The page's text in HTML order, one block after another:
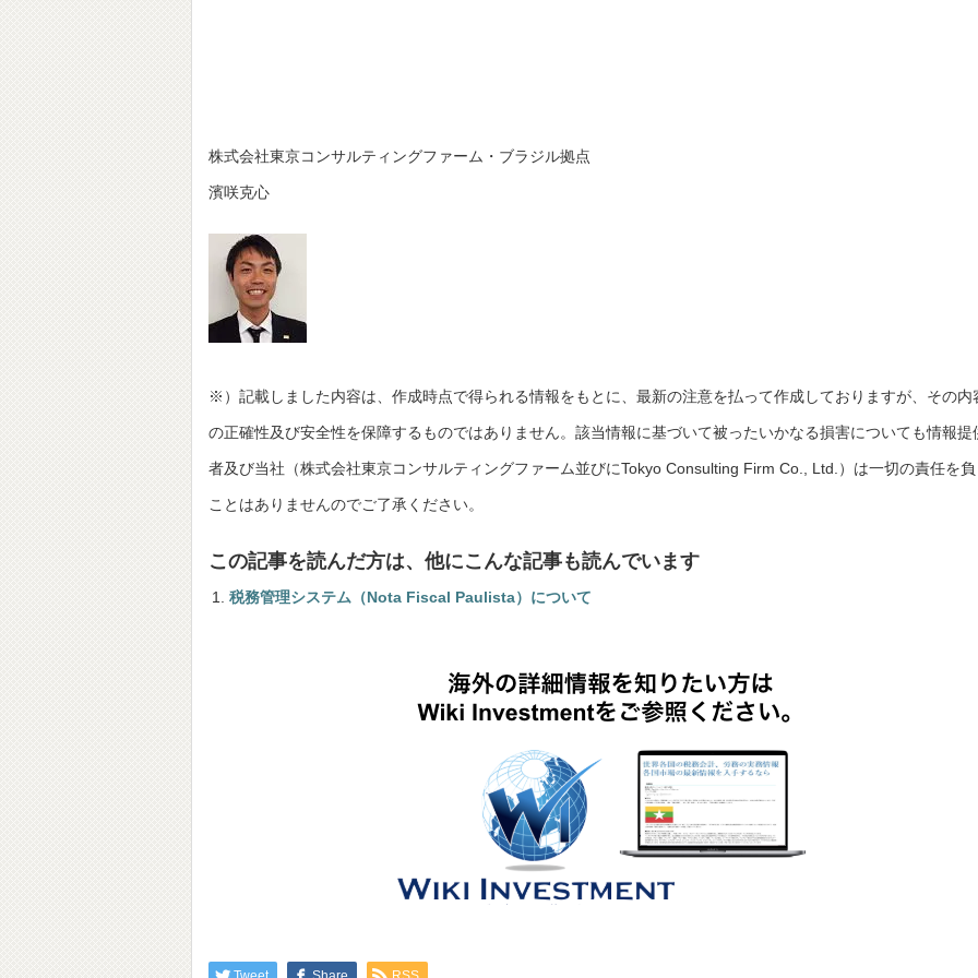
株式会社東京コンサルティングファーム・ブラジル拠点
濱咲克心
※）記載しました内容は、作成時点で得られる情報をもとに、最新の注意を払って作成しておりますが、その内
の正確性及び安全性を保障するものではありません。該当情報に基づいて被ったいかなる損害についても情報提
者及び当社（株式会社東京コンサルティングファーム並びにTokyo Consulting Firm Co., Ltd.）は一切の責任を負
ことはありませんのでご了承ください。
この記事を読んだ方は、他にこんな記事も読んでいます
税務管理システム（Nota Fiscal Paulista）について